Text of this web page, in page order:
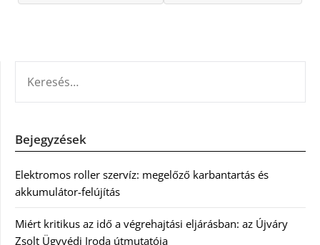
Bejegyzések
Elektromos roller szervíz: megelőző karbantartás és
akkumulátor-felújítás
Miért kritikus az idő a végrehajtási eljárásban: az Újváry
Zsolt Ügyvédi Iroda útmutatója